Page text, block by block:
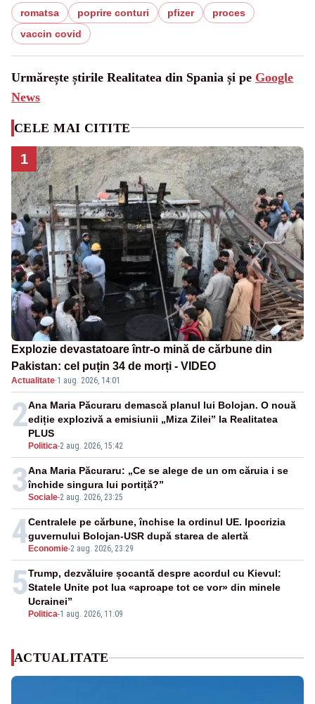
romatsa poprire conturi pfizer
proces
vaccin covid
Urmărește știrile Realitatea din Spania și pe Google
News
CELE MAI CITITE
1
Explozie devastatoare într-o mină de cărbune din
Pakistan: cel puțin 34 de morți - VIDEO
Actualitate·1 aug. 2026, 14:01
2
Politica-2 aug. 2026, 15:42
Ana Maria Păcuraru demască planul lui Bolojan. O nouă
ediție explozivă a emisiunii „Miza Zilei” la Realitatea
PLUS
3Sociale-2 aug. 2026, 23:25
Ana Maria Păcuraru: „Ce se alege de un om căruia i se
închide singura lui portiță?”
4 Economie-2 aug. 2026, 23:29
Centralele pe cărbune, închise la ordinul UE. Ipocrizia
guvernului Bolojan-USR după starea de alertă
5
Politica-1 aug. 2026, 11:09
Trump, dezvăluire șocantă despre acordul cu Kievul:
Statele Unite pot lua «aproape tot ce vor» din minele
Ucrainei”
ACTUALITATE